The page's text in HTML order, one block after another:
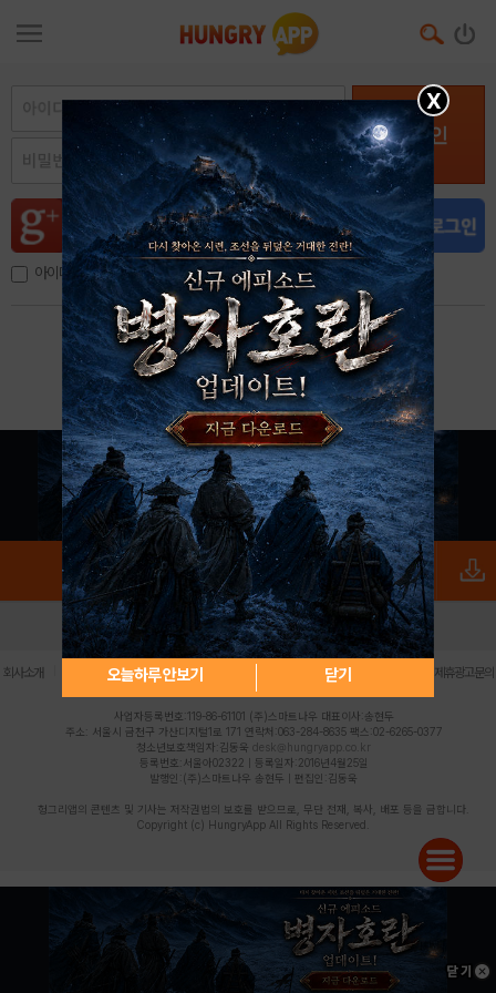
로그인
아이디, 이메일 저장
아이디 / 비밀번호 찾기 회원가입
X
오늘하루 안보기 닫기
로그인 PC버전 전체앱
회사소개 | 개인정보 처리방침 불법촬영물 신고센터 제휴광고문의
사업자등록번호:119-86-61101 (주)스마트나우 대표이사:송현두
주소: 서울시 금천구 가산디지털1로 171 연락처:063-284-8635 팩스:02-6265-0377
청소년보호책임자:김동욱 desk@hungryapp.co.kr
등록번호:서울아02322 | 등록일자:2016년4월25일
발행인:(주)스마트나우 송현두 | 편집인:김동욱
헝그리앱의 콘텐츠 및 기사는 저작권법의 보호를 받으므로, 무단 전재, 복사, 배포 등을 금합니다.
Copyright (c) HungryApp All Rights Reserved.